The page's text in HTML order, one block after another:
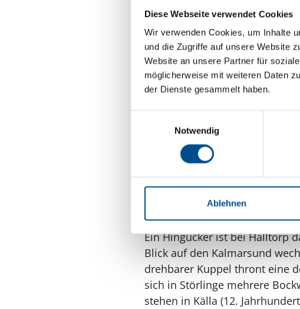
Diese Webseite verwendet Cookies
Wir verwenden Cookies, um Inhalte
und die Zugriffe auf unsere Website
Website an unsere Partner für
möglicherweise mit weiteren Daten
der Dienste gesammelt haben.
Notwendig
Ablehnen
Eine historische
Ganz in der Nähe erhebt sich
erkennen ist. Die Nordhälfte
ein Ferienhaus in Borgholm
Königlicher
Anfang des 20. Jahrhunderts
Carl XVI. Gustaf die weiße
Solliden zum Sommersitz der
Touristen ist der Schlosspark
Kultur in Borgholm
Ein Hingucker ist bei Halltorp
Blick auf den Kalmarsund
drehbarer Kuppel thront eine
sich in Störlinge mehrere
stehen in Källa (12.